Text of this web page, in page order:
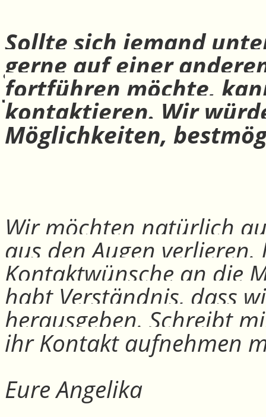
Sollte sich jemand
gerne auf einer
fortführen möchte,
kontaktieren. Wir
Möglichkeiten,
Wir möchten natürlich
aus den Augen
Kontaktwünsche an die
habt Verständnis, dass
herausgeben. Schreibt
ihr Kontakt aufnehmen
Eure Angelika